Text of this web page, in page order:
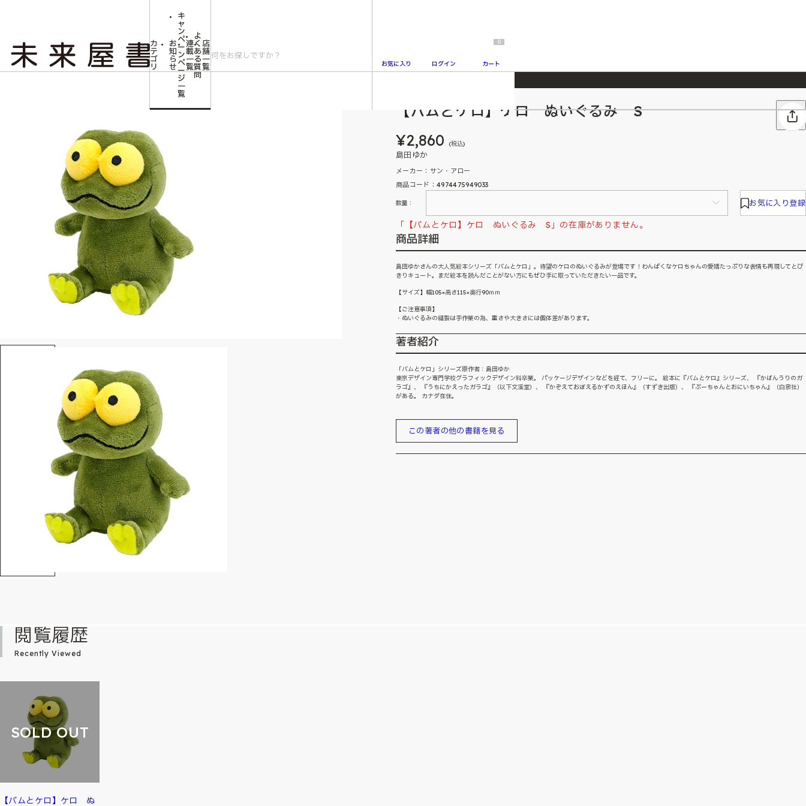
2026/7/23 『ONE PIECE magazine 021 ONE PIECEカード付き同梱版』発売延期のご案内
カ
テ
ゴ
リ
お
知
ら
せ
キ
ャ
ン
ペ
ー
ン
ペ
ー
ジ
一
覧
連
載
一
覧
よ
く
あ
る
質
問
店
舗
一
覧
お気に入り ログイン
0
カート
【バムとケロ】ケロ ぬいぐるみ S
【バムとケロ】ケロ ぬいぐるみ S
¥2,860 (税込)
島田ゆか
メーカー：サン・アロー
商品コード：4974475949033
数量： お気に入り登録
「【バムとケロ】ケロ ぬいぐるみ S」の在庫がありません。
商品詳細
島田ゆかさんの大人気絵本シリーズ「バムとケロ」。待望のケロのぬいぐるみが登場です！わんぱくなケロちゃんの愛嬌たっぷりな表情も再現してとび
きりキュート。まだ絵本を読んだことがない方にもぜひ手に取っていただきたい一品です。
【サイズ】幅105×高さ115×奥行90ｍｍ
【ご注意事項】
・ぬいぐるみの縫製は手作業の為、重さや大きさには個体差があります。
著者紹介
「バムとケロ」シリーズ原作者：島田ゆか
東京デザイン専門学校グラフィックデザイン科卒業。 パッケージデザインなどを経て、フリーに。 絵本に『バムとケロ』シリーズ、 『かばんうりのガ
ラゴ』、 『うちにかえったガラゴ』（以下文溪堂）、 『かぞえておぼえるかずのえほん』（すずき出版）、 『ぶーちゃんとおにいちゃん』（白泉社）
がある。 カナダ在住。
この著者の他の書籍を見る
閲覧履歴
Recently Viewed
SOLD OUT
【バムとケロ】ケロ ぬ